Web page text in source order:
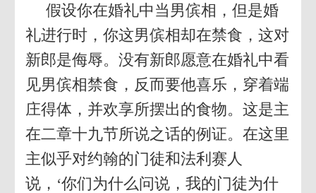
假设你在婚礼中当男傧相，但是婚
礼进行时，你这男傧相却在禁食，这对
新郎是侮辱。没有新郎愿意在婚礼中看
见男傧相禁食，反而要他喜乐，穿着端
庄得体，并欢享所摆出的食物。这是主
在二章十九节所说之话的例证。在这里
主似乎对约翰的门徒和法利赛人
说，‘你们为什么问说，我的门徒为什